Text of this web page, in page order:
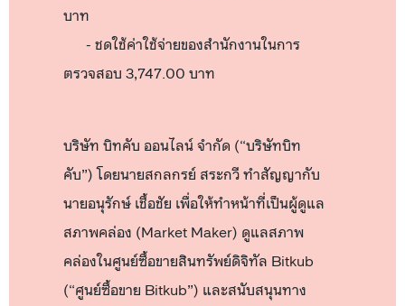
บาท
- ชดใช้ค่าใช้จ่ายของสำนักงานในการ
ตรวจสอบ 3,747.00 บาท
บริษัท บิทคับ ออนไลน์ จำกัด (“บริษัทบิท
คับ”) โดยนายสกลกรย์ สระกวี ทำสัญญากับ
นายอนุรักษ์ เชื้อชัย เพื่อให้ทำหน้าที่เป็นผู้ดูแล
สภาพคล่อง (Market Maker) ดูแลสภาพ
คล่องในศูนย์ซื้อขายสินทรัพย์ดิจิทัล Bitkub
(“ศูนย์ซื้อขาย Bitkub”) และสนับสนุนทาง